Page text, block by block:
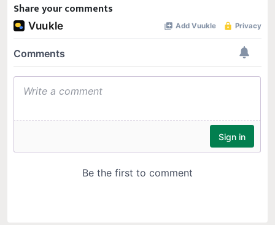
Share your comments